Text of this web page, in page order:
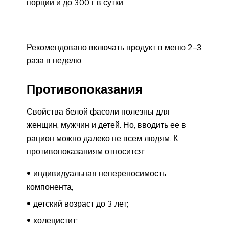
порции и до 300 г в сутки
Рекомендовано включать продукт в меню 2–3
раза в неделю.
Противопоказания
Свойства белой фасоли полезны для
женщин, мужчин и детей. Но, вводить ее в
рацион можно далеко не всем людям. К
противопоказаниям относится:
индивидуальная непереносимость
компонента;
детский возраст до 3 лет;
холецистит;